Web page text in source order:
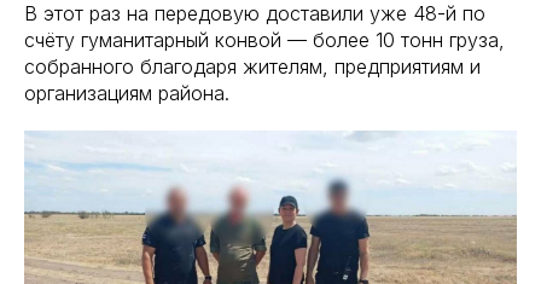
В этот раз на передовую доставили уже 48-й по
счёту гуманитарный конвой — более 10 тонн груза,
собранного благодаря жителям, предприятиям и
организациям района.